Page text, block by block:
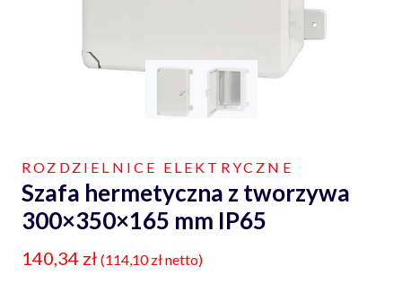
ROZDZIELNICE ELEKTRYCZNE
Szafa hermetyczna z tworzywa
300×350×165 mm IP65
140,34 zł (114,10złnetto)